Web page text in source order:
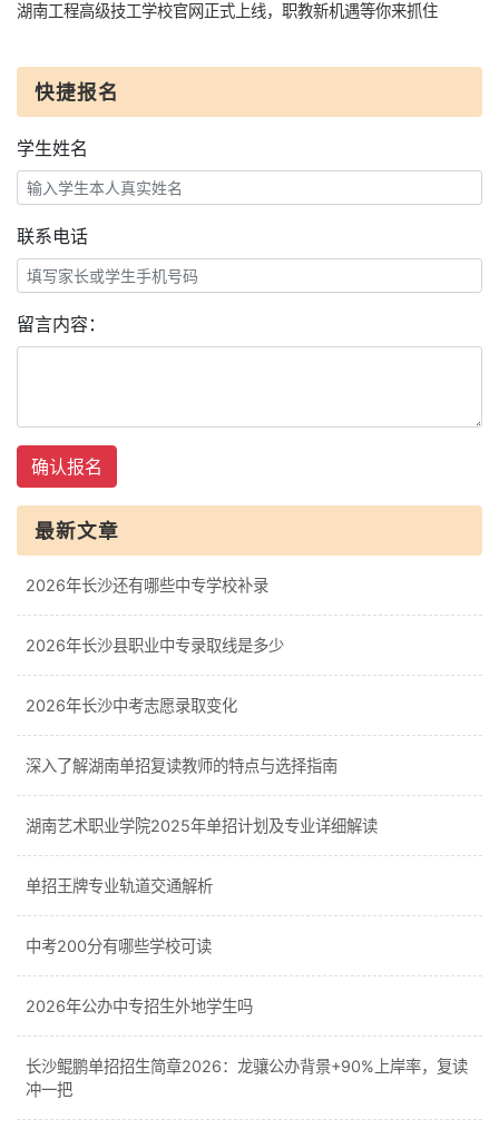
湖南工程高级技工学校官网正式上线，职教新机遇等你来抓住
快捷报名
学生姓名
联系电话
留言内容：
确认报名
最新文章
2026年长沙还有哪些中专学校补录
2026年长沙县职业中专录取线是多少
2026年长沙中考志愿录取变化
深入了解湖南单招复读教师的特点与选择指南
湖南艺术职业学院2025年单招计划及专业详细解读
单招王牌专业轨道交通解析
中考200分有哪些学校可读
2026年公办中专招生外地学生吗
长沙鲲鹏单招招生简章2026：龙骧公办背景+90%上岸率，复读
冲一把